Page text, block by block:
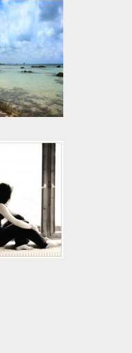
public_html/include/article/
of undefined
article_topic -
(this
Error in a future
of PHP) in
domains/
line534
ของความคิด
public_html/include/article/